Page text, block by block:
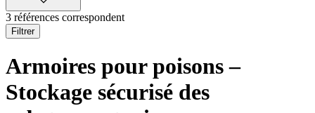
3 références correspondent
Filtrer
Armoires pour poisons –
Stockage sécurisé des